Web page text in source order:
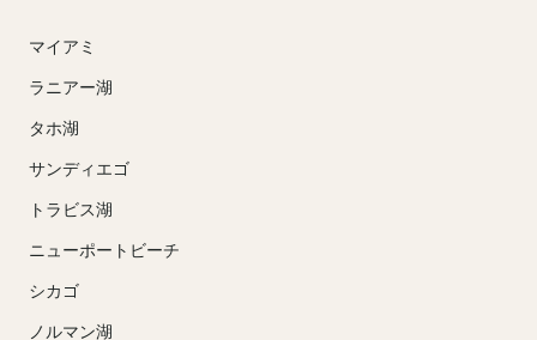
マイアミ
ラニアー湖
タホ湖
サンディエゴ
トラビス湖
ニューポートビーチ
シカゴ
ノルマン湖